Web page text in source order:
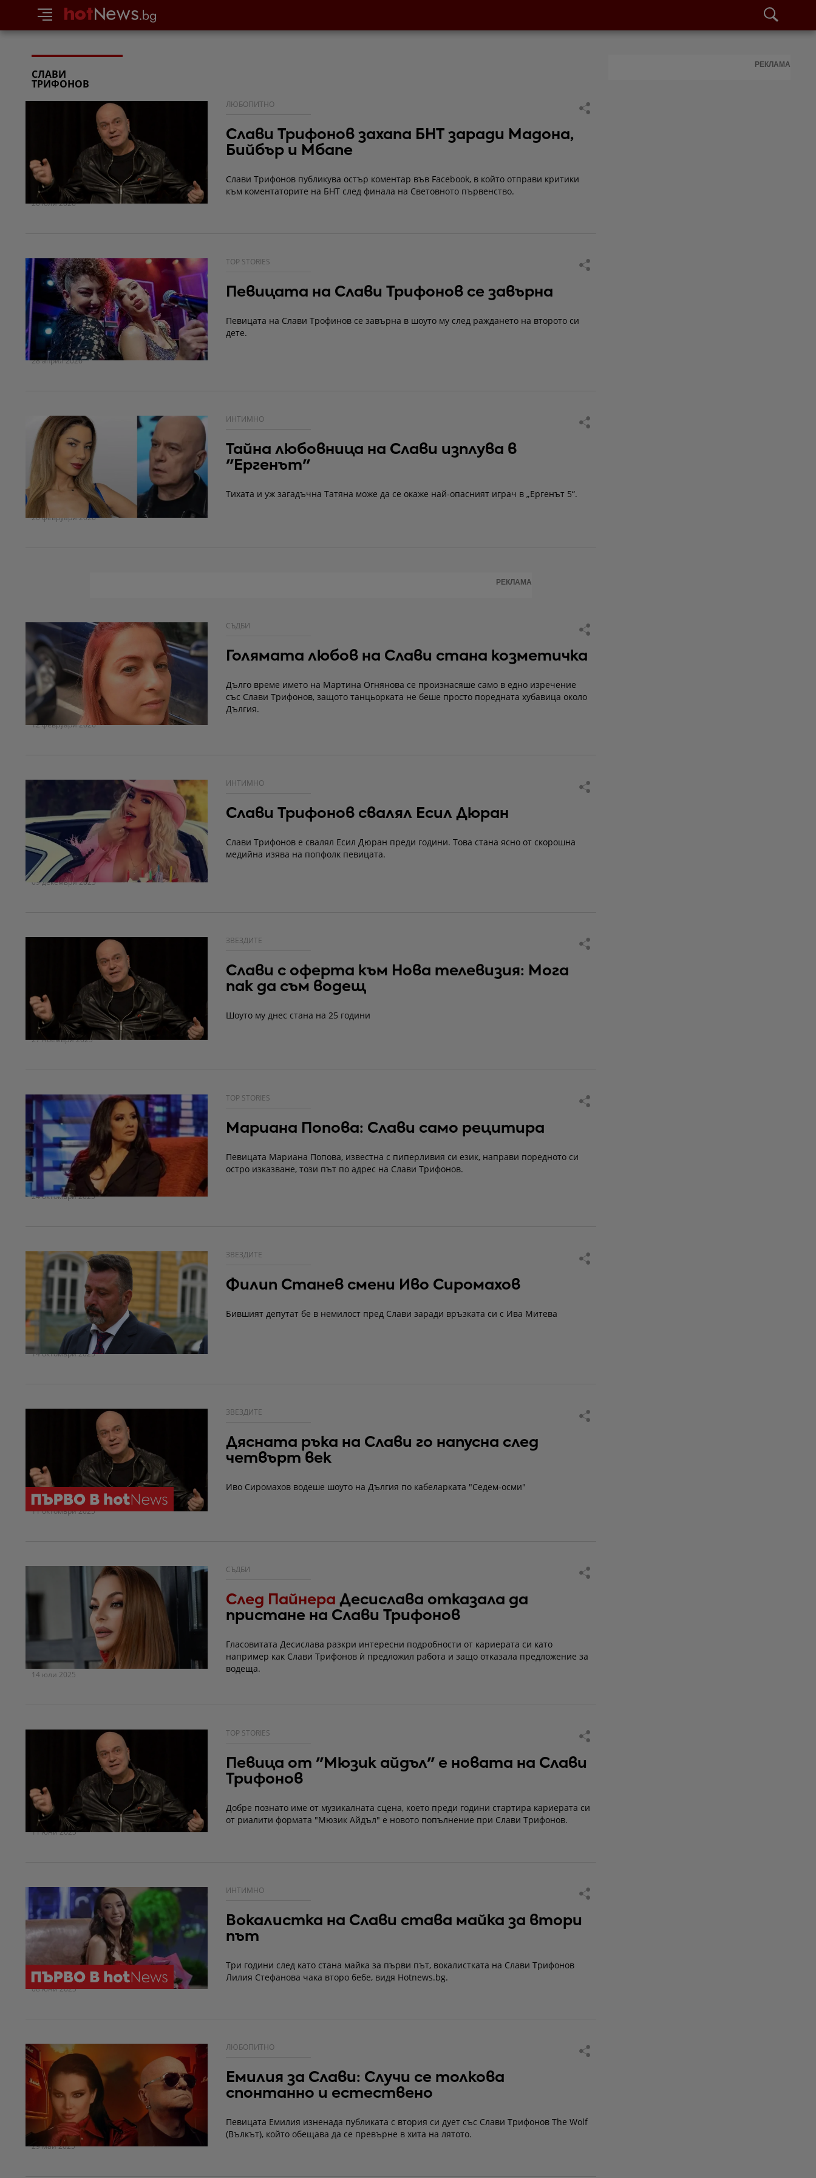
СЛАВИ
ТРИФОНОВ
ЛЮБОПИТНО
Слави Трифонов захапа БНТ заради Мадона,
Бийбър и Мбапе
Слави Трифонов публикува остър коментар във Facebook, в който отправи критики
към коментаторите на БНТ след финала на Световното първенство.
20 юли 2026
TOP STORIES
Певицата на Слави Трифонов се завърна
Певицата на Слави Трофинов се завърна в шоуто му след раждането на второто си
дете.
28 април 2026
ИНТИМНО
Тайна любовница на Слави изплува в
"Ергенът"
Тихата и уж загадъчна Татяна може да се окаже най-опасният играч в „Ергенът 5“.
20 февруари 2026
СЪДБИ
Голямата любов на Слави стана козметичка
Дълго време името на Мартина Огнянова се произнасяше само в едно изречение
със Слави Трифонов, защото танцьорката не беше просто поредната хубавица около
Дългия.
12 февруари 2026
ИНТИМНО
Слави Трифонов свалял Есил Дюран
Слави Трифонов е свалял Есил Дюран преди години. Това стана ясно от скорошна
медийна изява на попфолк певицата.
09 декември 2025
ЗВЕЗДИТЕ
Слави с оферта към Нова телевизия: Мога
пак да съм водещ
Шоуто му днес стана на 25 години
27 ноември 2025
TOP STORIES
Мариана Попова: Слави само рецитира
Певицата Мариана Попова, известна с пиперливия си език, направи поредното си
остро изказване, този път по адрес на Слави Трифонов.
24 октомври 2025
ЗВЕЗДИТЕ
Филип Станев смени Иво Сиромахов
Бившият депутат бе в немилост пред Слави заради връзката си с Ива Митева
14 октомври 2025
ЗВЕЗДИТЕ
Дясната ръка на Слави го напусна след
четвърт век
Иво Сиромахов водеше шоуто на Дългия по кабеларката "Седем-осми"
11 октомври 2025
СЪДБИ
След Пайнера Десислава отказала да
пристане на Слави Трифонов
Гласовитата Десислава разкри интересни подробности от кариерата си като
например как Слави Трифонов ѝ предложил работа и защо отказала предложение за
водеща.
14 юли 2025
TOP STORIES
Певица от "Мюзик айдъл" е новата на Слави
Трифонов
Добре познато име от музикалната сцена, което преди години стартира кариерата си
от риалити формата "Мюзик Айдъл" е новото попълнение при Слави Трифонов.
11 юни 2025
ИНТИМНО
Вокалистка на Слави става майка за втори
път
Три години след като стана майка за първи път, вокалистката на Слави Трифонов
Лилия Стефанова чака второ бебе, видя Hotnews.bg.
08 юни 2025
ЛЮБОПИТНО
Емилия за Слави: Случи се толкова
спонтанно и естествено
Певицата Емилия изненада публиката с втория си дует със Слави Трифонов Тhe Wolf
(Вълкът), който обещава да се превърне в хита на лятото.
29 май 2025
РЕКЛАМА
РЕКЛАМА